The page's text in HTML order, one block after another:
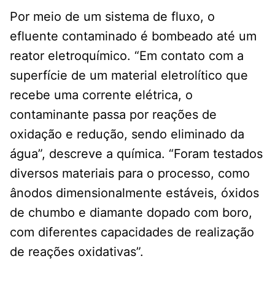
Por meio de um sistema de fluxo, o
efluente contaminado é bombeado até um
reator eletroquímico. “Em contato com a
superfície de um material eletrolítico que
recebe uma corrente elétrica, o
contaminante passa por reações de
oxidação e redução, sendo eliminado da
água”, descreve a química. “Foram testados
diversos materiais para o processo, como
ânodos dimensionalmente estáveis, óxidos
de chumbo e diamante dopado com boro,
com diferentes capacidades de realização
de reações oxidativas”.